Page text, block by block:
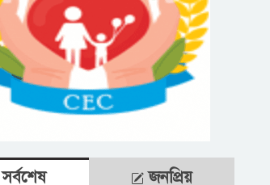
সর্বশেষ জনপ্রিয়